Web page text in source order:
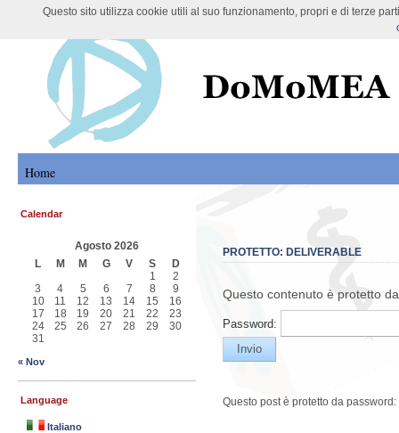
DoMoMEA Project
Home
PROTETTO: DELIVERABLE
Questo contenuto è protetto
Password:
Questo post è protetto da
Calendar
Agosto 2026
L
M M G V S
D
1
2
3
4 5 6 7 8
9
10
11 12 13 14 15
16
17
18 19 20 21 22
23
24
25 26 27 28 29
30
31
« Nov
Language
Italiano
Questo sito utilizza cookie utili al suo funzionamento, propri e di terze